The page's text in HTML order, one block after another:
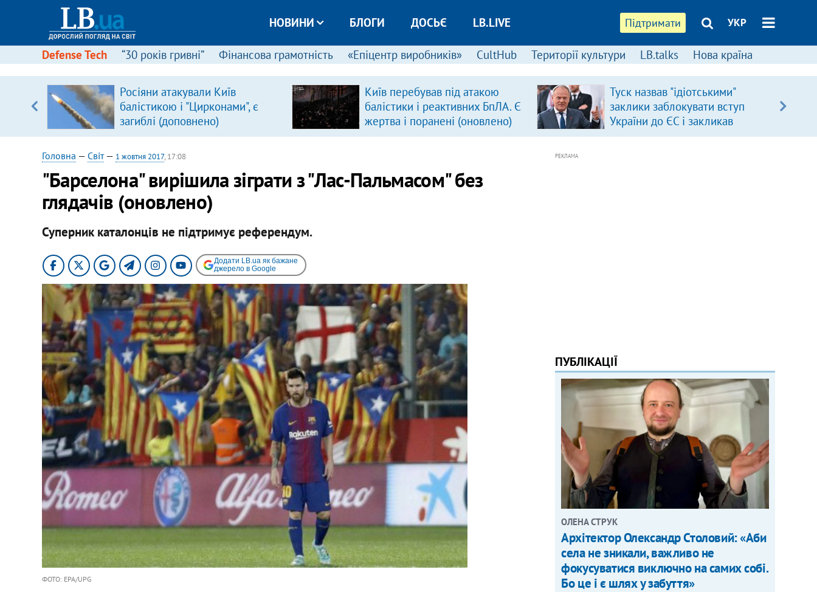
Підтримати УКР
НОВИНИ БЛОГИ ДОСЬЄ LB.LIVE
Defense Tech “30 років гривні” Фінансова грамотність «Епіцентр виробників» CultHub Території культури LB.talks Нова країна
Росіяни атакували Київ
балістикою і "Цирконами", є
загиблі (доповнено)
Київ перебував під атакою
балістики і реактивних БпЛА. Є
жертва і поранені (оновлено)
Туск назвав "ідіотськими"
заклики заблокувати вступ
України до ЄС і закликав
припинити антиукраїнську
Головна — Світ— 1 жовтня 2017, 17:08
"Барселона" вирішила зіграти з "Лас-Пальмасом" без
глядачів (оновлено)
Суперник каталонців не підтримує референдум.
Додати LB.ua як бажане
джерело в Google
ФОТО: EPA/UPG
РЕКЛАМА
ПУБЛІКАЦІЇ
ОЛЕНА СТРУК
Архітектор Олександр Столовий: «Аби
села не зникали, важливо не
фокусуватися виключно на самих собі.
Бо це і є шлях у забуття»